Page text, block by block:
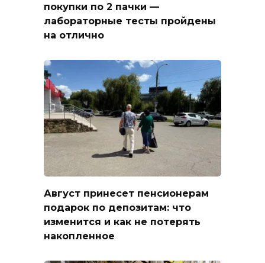
покупки по 2 пачки —
лабораторные тесты пройдены
на отлично
Август принесет пенсионерам
подарок по депозитам: что
изменится и как не потерять
накопленное